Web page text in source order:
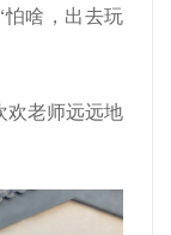
怕啥，出去玩
欢老师远远地